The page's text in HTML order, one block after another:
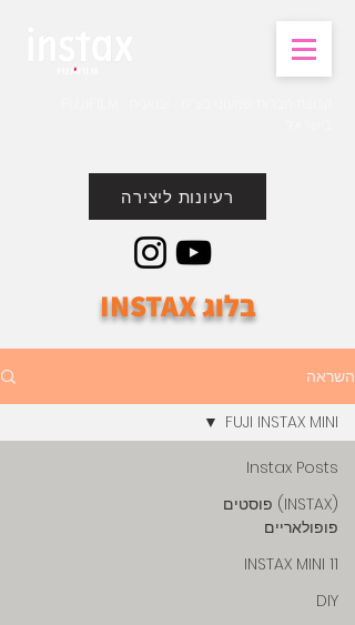
רעיונות ליצירה
בלוג INSTAX
השראה
Instax Posts
(INSTAX) פוסטים
פופולאריים
INSTAX MINI 11
DIY
FUJI INSTAX MINI